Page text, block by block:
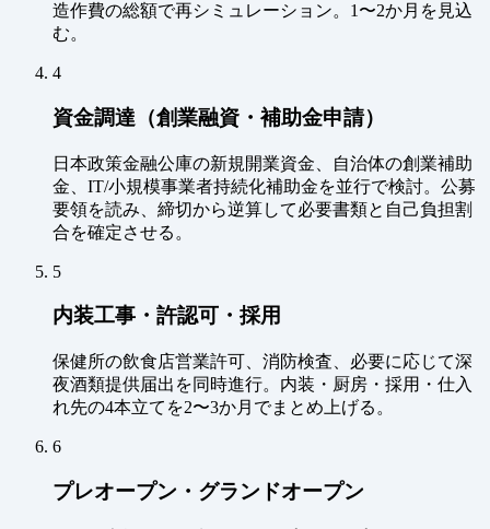
造作費の総額で再シミュレーション。1〜2か月を見込
む。
4
資金調達（創業融資・補助金申請）
日本政策金融公庫の新規開業資金、自治体の創業補助
金、IT/小規模事業者持続化補助金を並行で検討。公募
要領を読み、締切から逆算して必要書類と自己負担割
合を確定させる。
5
内装工事・許認可・採用
保健所の飲食店営業許可、消防検査、必要に応じて深
夜酒類提供届出を同時進行。内装・厨房・採用・仕入
れ先の4本立てを2〜3か月でまとめ上げる。
6
プレオープン・グランドオープン